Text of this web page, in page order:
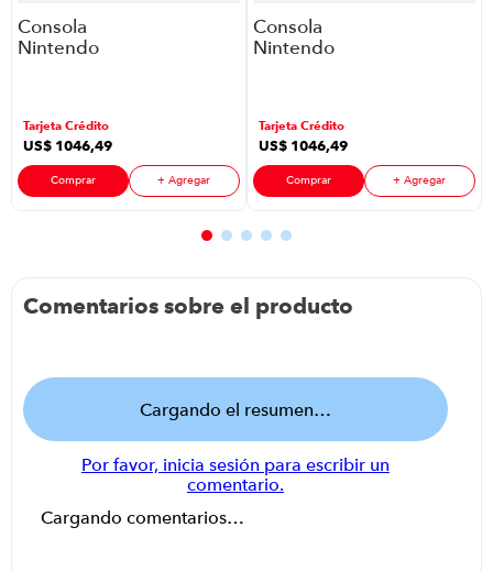
Consola
Nintendo
Color Negro
Tarjeta Crédito
US$ 1046,49
Comprar + Agregar
Consola
Nintendo
Bundle Edition
Color Negro
Tarjeta Crédito
US$ 1046,49
Comprar + Agregar
Comentarios sobre el producto
Cargando el resumen…
Por favor, inicia sesión para escribir un
comentario.
Cargando comentarios…